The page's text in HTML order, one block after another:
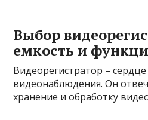
Выбор
емкость и
Видеорегистратор –
видеонаблюдения. Он
хранение и обработку